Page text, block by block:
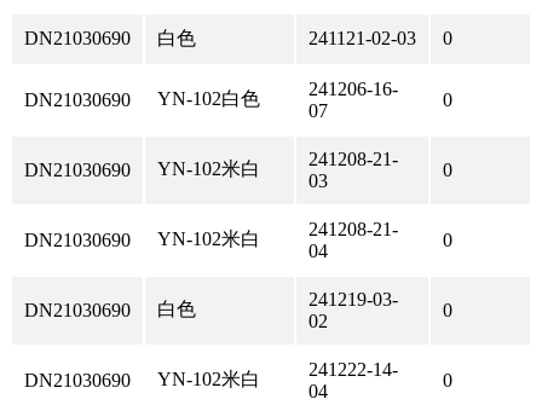
DN21030690 白色 241121-02-03 0
DN21030690 YN-102白色
241206-16-
07
0
DN21030690 YN-102米白
241208-21-
03
0
DN21030690 YN-102米白
241208-21-
04
0
DN21030690 白色
241219-03-
02
0
DN21030690 YN-102米白
241222-14-
04
0